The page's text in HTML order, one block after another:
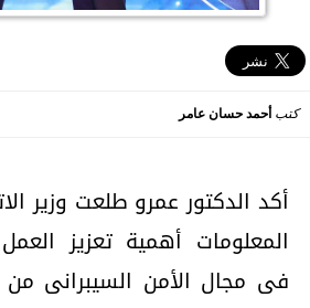
كتب أحمد حسان عامر
أكد الدكتور عمرو طلعت وزير
المعلومات أهمية تعزيز
فى مجال الأمن السيبرانى